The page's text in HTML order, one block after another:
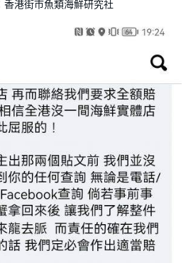
香港街市魚類海鮮研究社